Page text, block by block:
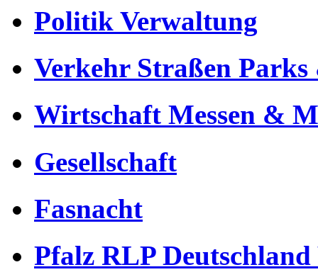
Politik Verwaltung
Verkehr Straßen Parks
Wirtschaft Messen &
Gesellschaft
Fasnacht
Pfalz RLP